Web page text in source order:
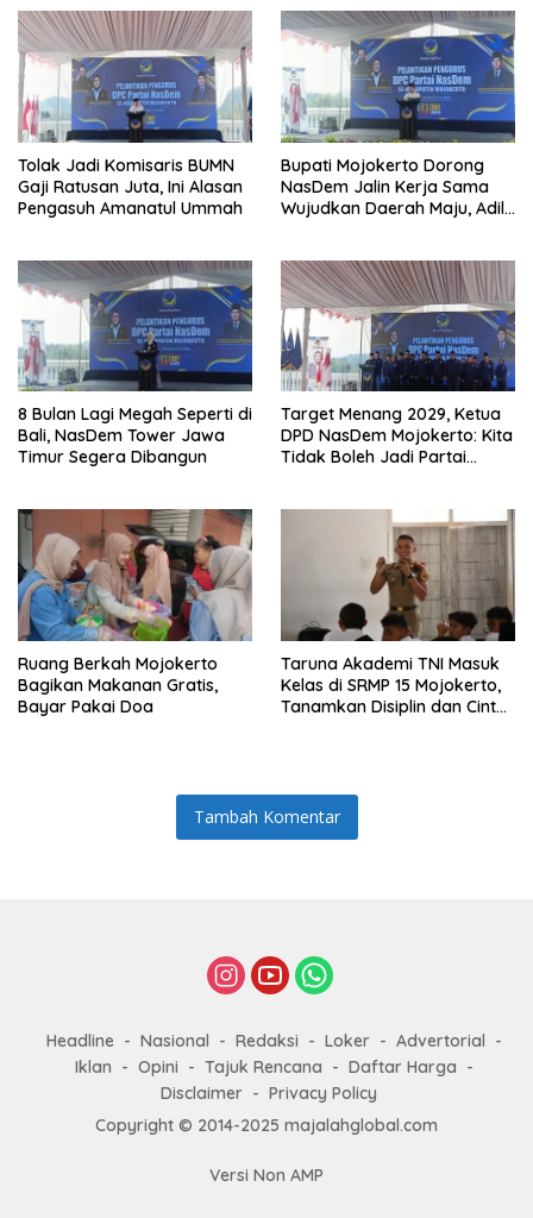
Tolak Jadi Komisaris BUMN
Gaji Ratusan Juta, Ini Alasan
Pengasuh Amanatul Ummah
Bupati Mojokerto Dorong
NasDem Jalin Kerja Sama
Wujudkan Daerah Maju, Adil,
8 Bulan Lagi Megah Seperti di
Bali, NasDem Tower Jawa
Timur Segera Dibangun
Target Menang 2029, Ketua
DPD NasDem Mojokerto: Kita
Tidak Boleh Jadi Partai
Ruang Berkah Mojokerto
Bagikan Makanan Gratis,
Bayar Pakai Doa
Taruna Akademi TNI Masuk
Kelas di SRMP 15 Mojokerto,
Tanamkan Disiplin dan Cinta
Tambah Komentar
Headline Nasional Redaksi Loker
Advertorial
Iklan
Opini Tajuk Rencana
Daftar Harga
Disclaimer
Privacy Policy
Copyright © 2014-2025 majalahglobal.com
Versi Non AMP